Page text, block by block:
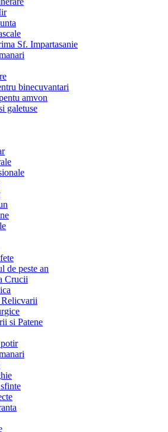
Sf. Impartasanie
binecuvantari
amvon
galetuse
de peste an
Crucii
si Patene